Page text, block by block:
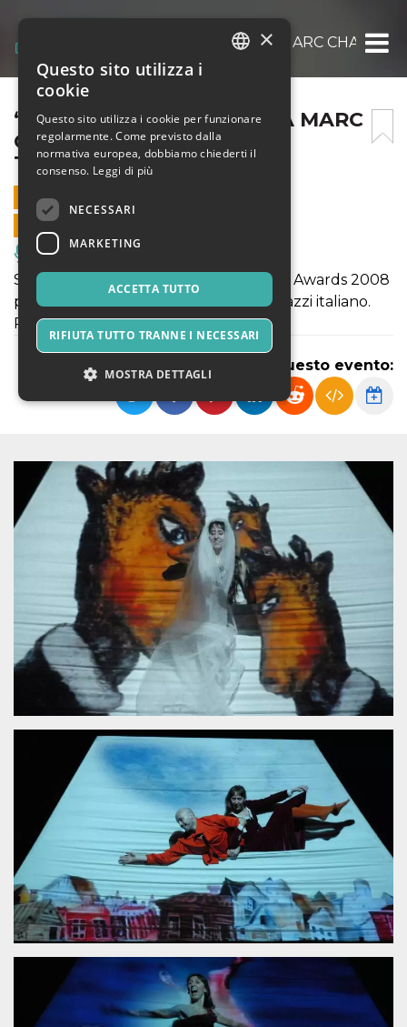
“ANIMA BLU” DEDICATO A MARC
“ANIMA BLU” DEDICATO A MARC
CHAGALL DI TAM
TEATROMUSICA
28 GENNAIO 2024 - 16:00
VENDITE ONLINE TERMINATE
Musica, Eventi Live, Club
Spettacolo: "ANIMA BLU": Premio Eolo Awards 2008
per il miglior spettacolo di Teatro Ragazzi italiano.
Per tutti
Condividi questo evento:
×
Questo sito utilizza i
cookie
Questo sito utilizza i cookie per funzionare
regolarmente. Come previsto dalla
normativa europea, dobbiamo chiederti il
consenso. Leggi di più
NECESSARI
MARKETING
ACCETTA TUTTO
RIFIUTA TUTTO TRANNE I NECESSARI
MOSTRA DETTAGLI
I cookie strettamente necessari o tecnici sono
indispensabili al funzionamento del sito. I
servizi qui presenti non potranno funzionare
Nome
Provider /
Dominio
Scadenza Descrizione
cf_clearance
Cloudflare,
Inc.
.oooh.events
1 anno
Clearance
Cookie from
CloudFlare
stores the proof
of challenge
passed. It is
used to no
longer issue a
captcha or
jschallenge
challenge if
required to
reach origin
server.
wordpress_test_cookie
Automattic
Inc.
.oooh.events
Sessione
Cookie di
Wordpress,
verifica che il
browser accetti i
cookie.
PHPSESSID
PHP.net
oooh.events
Sessione
Cookie
generato da
applicazioni
basate sul
linguaggio PHP.
Si tratta di un
identificatore
generico
utilizzato per
variabili di
sessione utente.
Normalmente è